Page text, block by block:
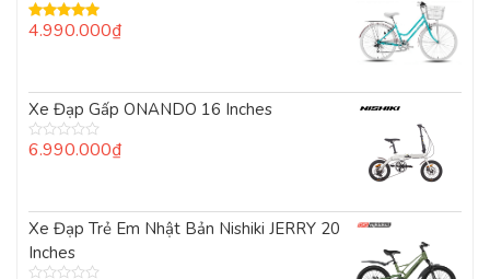
Được xếp
4.990.000₫
Xe Đạp Gấp ONANDO 16 Inches
Được
5
sao
6.990.000₫
Xe Đạp Trẻ Em Nhật Bản Nishiki JERRY 20
Inches